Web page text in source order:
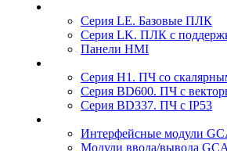
Серия LE. Базовые ПЛК
Серия LK. ПЛК с
Панели HMI
Серия H1. ПЧ со
Серия BD600. ПЧ с
Серия BD337. ПЧ с IP53
Интерфейсные модули
Модули ввода/вывода